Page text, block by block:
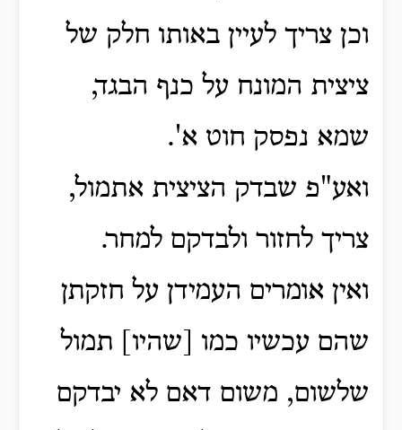
וכן צריך לעיין באותו חלק של
ציצית המונח על כנף הבגד,
שמא נפסק חוט א'.
ואע"פ שבדק הציצית אתמול,
צריך לחזור ולבדקם למחר.
ואין אומרים העמידן על חזקתן
שהם עכשיו כמו [שהיו] תמול
שלשום, משום דאם לא יבדקם